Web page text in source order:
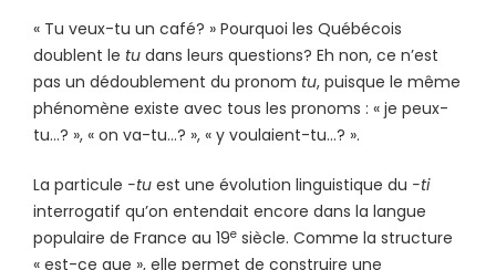
« Tu veux-tu un café? » Pourquoi les Québécois
doublent le tu dans leurs questions? Eh non, ce n’est
pas un dédoublement du pronom tu, puisque le même
phénomène existe avec tous les pronoms : « je peux-
tu…? », « on va-tu…? », « y voulaient-tu…? ».
La particule -tu est une évolution linguistique du -ti
interrogatif qu’on entendait encore dans la langue
populaire de France au 19e siècle. Comme la structure
« est-ce que », elle permet de construire une